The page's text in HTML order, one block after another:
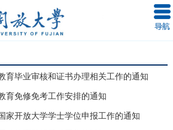
育毕业审核和证书办理相关工作的通知
育免修免考工作安排的通知
家开放大学学士学位申报工作的通知